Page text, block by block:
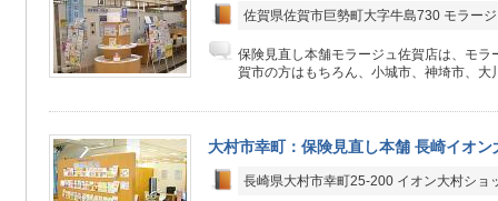
佐賀県佐賀市巨勢町大字牛島730 モラー
保険見直し本舗モラージュ佐賀店は、モラ
賀市の方はもちろん、小城市、神埼市、大
大村市幸町：保険見直し本舗 長崎イオン
長崎県大村市幸町25-200 イオン大村ショ